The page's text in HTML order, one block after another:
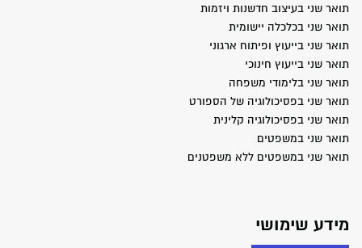
תואר שני בעיצוב חדשנות ויזמות
תואר שני בכלכלה יישומית
תואר שני בייעוץ ופיתוח ארגוני
תואר שני בייעוץ חינוכי
תואר שני בלימודי משפחה
תואר שני בפסיכולוגיה של הספורט
תואר שני בפסיכולוגיה קלינית
תואר שני במשפטים
תואר שני במשפטים ללא משפטנים
מידע שימושי